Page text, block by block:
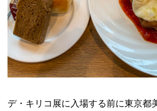
デ・キリコ展に入場する前に東京都